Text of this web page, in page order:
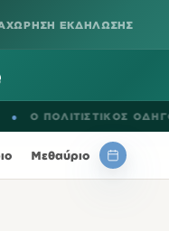
ΕΚΔΗΛΩΣΗΣ
Ο ΠΟΛΙΤΙΣΤΙΚΟΣ ΟΔΗΓΟΣ
Μεθαύριο